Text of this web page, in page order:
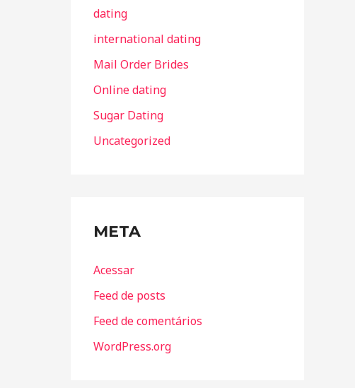
dating
international dating
Mail Order Brides
Online dating
Sugar Dating
Uncategorized
META
Acessar
Feed de posts
Feed de comentários
WordPress.org